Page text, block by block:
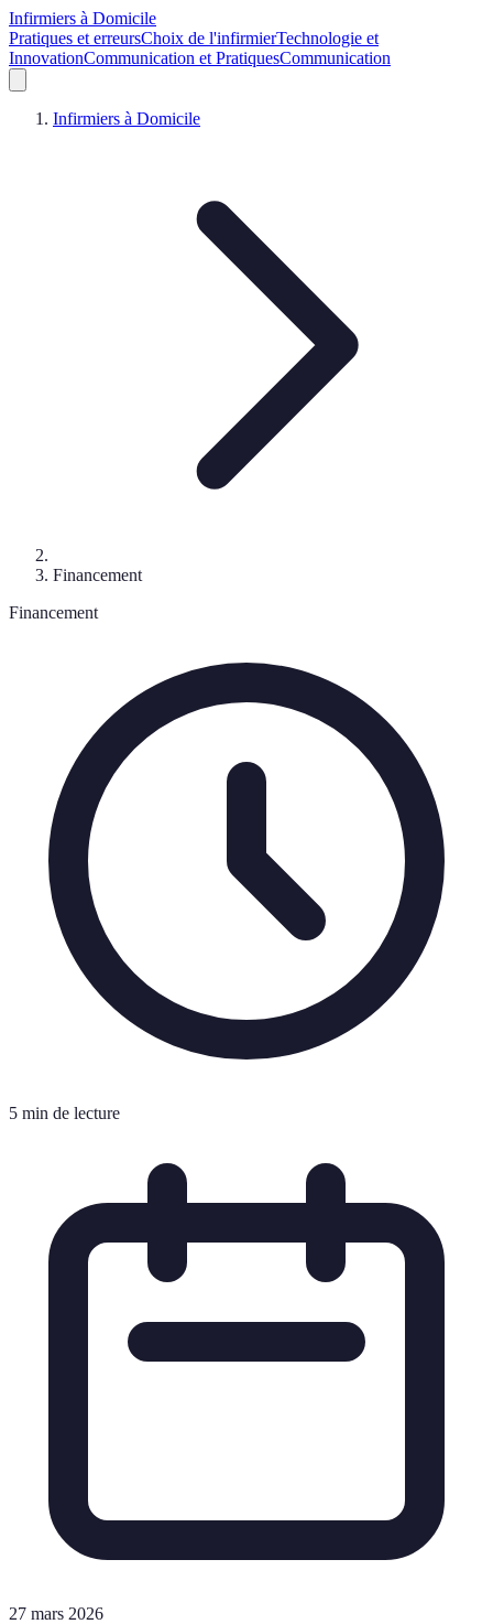
Infirmiers à Domicile
Pratiques et erreursChoix de l'infirmierTechnologie et
InnovationCommunication et PratiquesCommunication
Infirmiers à Domicile
Financement
Financement
5 min de lecture
27 mars 2026